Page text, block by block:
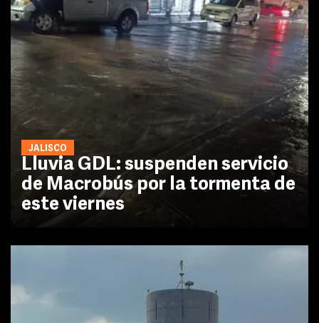
JALISCO
Lluvia GDL: suspenden servicio
de Macrobús por la tormenta de
este viernes